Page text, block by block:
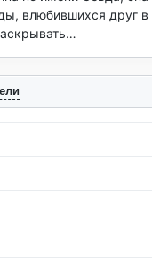
влюбившихся друг в